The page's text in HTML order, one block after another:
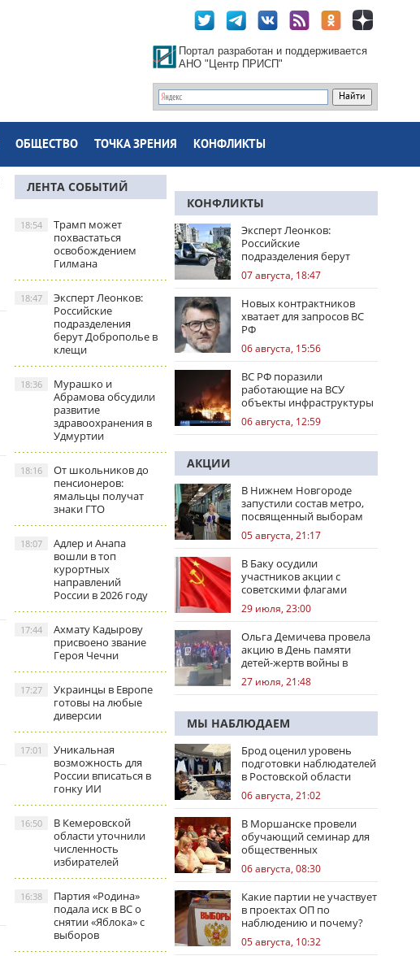
Портал разработан и поддерживается
АНО "Центр ПРИСП"
ОБЩЕСТВО ТОЧКА ЗРЕНИЯ КОНФЛИКТЫ
ЛЕНТА СОБЫТИЙ
Трамп может
похвастаться
освобождением
Гилмана
18:54
Эксперт Леонков:
Российские
подразделения
берут Доброполье в
клещи
18:47
Мурашко и
Абрамова обсудили
развитие
здравоохранения в
Удмуртии
18:36
От школьников до
пенсионеров:
ямальцы получат
знаки ГТО
18:16
Адлер и Анапа
вошли в топ
курортных
направлений
России в 2026 году
18:07
Ахмату Кадырову
присвоено звание
Героя Чечни
17:44
Украинцы в Европе
готовы на любые
диверсии
17:27
Уникальная
возможность для
России вписаться в
гонку ИИ
17:01
В Кемеровской
области уточнили
численность
избирателей
16:50
Партия «Родина»
подала иск в ВС о
снятии «Яблока» с
выборов
16:38
КОНФЛИКТЫ
Эксперт Леонков:
Российские
подразделения берут
Доброполье в клещи
07 августа, 18:47
Новых контрактников
хватает для запросов ВС
РФ
06 августа, 15:56
ВС РФ поразили
работающие на ВСУ
объекты инфраструктуры
и центры логистики
06 августа, 12:59
АКЦИИ
В Нижнем Новгороде
запустили состав метро,
посвященный выборам
05 августа, 21:17
В Баку осудили
участников акции с
советскими флагами
29 июля, 23:00
Ольга Демичева провела
акцию в День памяти
детей-жертв войны в
Донбассе
27 июля, 21:48
МЫ НАБЛЮДАЕМ
Брод оценил уровень
подготовки наблюдателей
в Ростовской области
06 августа, 21:02
В Моршанске провели
обучающий семинар для
общественных
наблюдателей
06 августа, 08:30
Какие партии не участвует
в проектах ОП по
наблюдению и почему?
05 августа, 10:32